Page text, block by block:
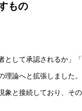
もの
として承認されるか」
理論へと拡張しました
象と接続しており、そ